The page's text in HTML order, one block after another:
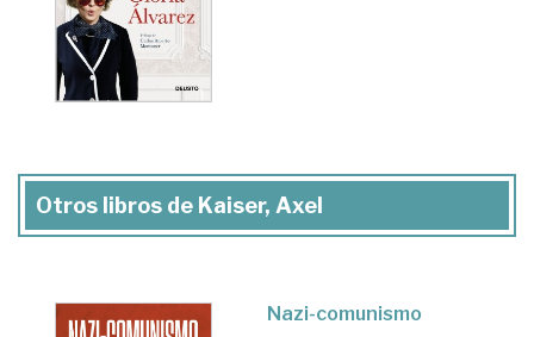
Otros libros de Kaiser, Axel
Nazi-comunismo